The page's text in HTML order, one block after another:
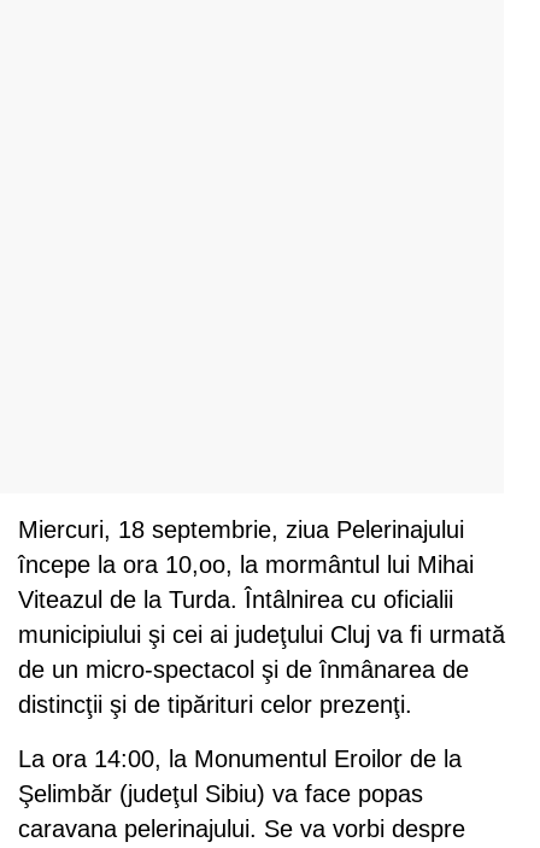
Miercuri, 18 septembrie, ziua Pelerinajului
începe la ora 10,oo, la mormântul lui Mihai
Viteazul de la Turda. Întâlnirea cu oficialii
municipiului şi cei ai judeţului Cluj va fi urmată
de un micro-spectacol şi de înmânarea de
distincţii şi de tipărituri celor prezenţi.
La ora 14:00, la Monumentul Eroilor de la
Şelimbăr (judeţul Sibiu) va face popas
caravana pelerinajului. Se va vorbi despre